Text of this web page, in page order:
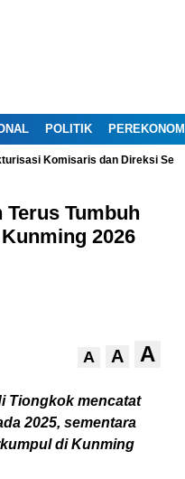
POLITIK
Komisaris dan Direksi
Tumbuh
2026
A A A
Tiongkok mencatat
2025, sementara
di Kunming